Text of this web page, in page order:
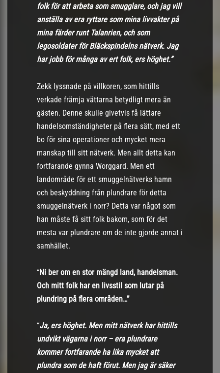
folk för att arbeta som smugglare, och jag vill
anställa av era ryttare som mina livvakter på
mina färder runt Talanrien, och som
legosoldater för Bläckspindelns nätverk. Jag
har jobb för många av ert folk, ers höghet.”
Zekk lyssnade på villkoren, som hittills
verkade främja vättarna betydligt mera än
gästen. Denne skulle givetvis få lättare
handelsomständigheter på flera sätt, med ett
bo för sina operationer och mycket mera
manskap till sitt nätverk. Men allt detta kan
fortfarande gynna Worggard. Men ett
landområde för ett smuggelnätverks hamn
och beskyddning från plundrare för detta
smuggelnätverk i norr? Detta var något som
han måste få sitt folk bakom, som för det
mesta var plundrare om de inte gjorde annat i
samhället.
“Ni ber om en stor mängd land, handelsman.
Och mitt folk har en livsstil som lutar på
plundring på flera områden…”
“Ja, ers höghet. Men mitt nätverk har hittills
undvikt vägarna i norr – era plundrare
kommer fortfarande ha lika mycket att
plundra som de haft förut. Men jag är säker